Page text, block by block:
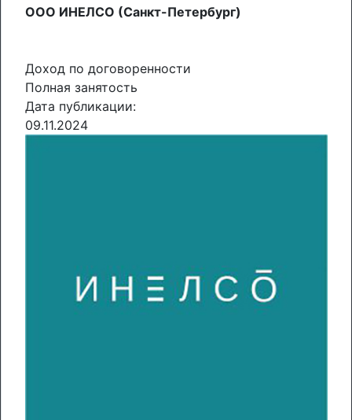
ООО ИНЕЛСО (Санкт-Петербург)
Доход по договоренности
Полная занятость
Дата публикации:
09.11.2024